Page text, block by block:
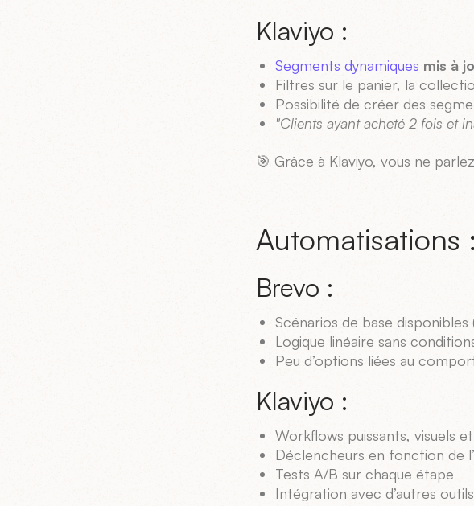
Klaviyo :
Segments dynamiques mis à
Filtres sur le panier, la
Possibilité de créer des
"Clients ayant acheté 2 fois et
🎯 Grâce à Klaviyo, vous ne
Automatisations
Brevo :
Scénarios de base disponibles
Logique linéaire sans
Peu d’options liées au
Klaviyo :
Workflows puissants, visuels
Déclencheurs en fonction de
Tests A/B sur chaque étape
Intégration avec d’autres